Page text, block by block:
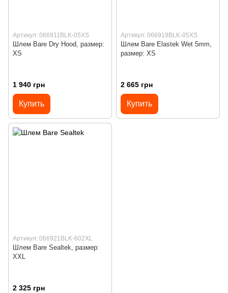
Артикул: 066911BLK-05XS
Шлем Bare Dry Hood, размер:
XS
1 940 грн
Купить
Артикул: 066919BLK-05XS
Шлем Bare Elastek Wet 5mm,
размер: XS
2 665 грн
Купить
Артикул: 066921BLK-602XL
Шлем Bare Sealtek, размер:
XXL
2 325 грн